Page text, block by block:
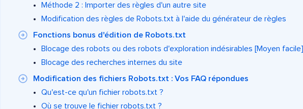
Méthode 2 : Importer des règles d'un autre site
Modification des règles de Robots.txt à l'aide du générateur de règles
Fonctions bonus d'édition de Robots.txt
Blocage des robots ou des robots d'exploration indésirables [Moyen facile]
Blocage des recherches internes du site
Modification des fichiers Robots.txt : Vos FAQ répondues
Qu'est-ce qu'un fichier robots.txt ?
Où se trouve le fichier robots.txt ?